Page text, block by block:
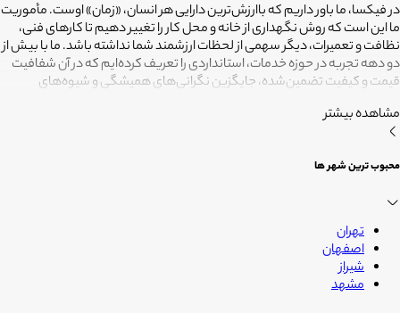
در فیکسا، ما باور داریم که باارزش‌ترین دارایی هر انسان، «زمان» اوست. مأموریت
ما این است که روش نگهداری از خانه و محل کار را تغییر دهیم تا کارهای فنی،
نظافت و تعمیرات، دیگر سهمی از لحظات ارزشمند شما نداشته باشد. ما با بیش از
دو دهه تجربه در حوزه خدمات، استانداردی را تعریف کرده‌ایم که در آن شفافیت
قیمت و کیفیت تضمین‌شده، جایگزین نگرانی‌های همیشگی و شیوه‌های
متخصصانی بسپاریم که از فیلترهای سخت‌گیرانه رد شده‌اند تا نتیجه نهایی،
دقیقاً همان فضای امن و بی‌دغدغه‌ای باشد که همیشه برای آرامش خود
آنکه شما فرصت بیشتری برای زندگی کردن داشته باشید؛ فیکسا، زمانی برای
مشاهده بیشتر
محبوب ترین شهر ها
تهران
اصفهان
شیراز
مشهد